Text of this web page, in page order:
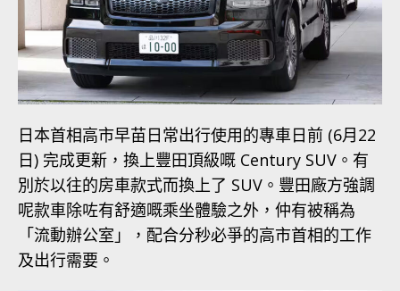
日本首相高市早苗日常出行使用的專車日前 (6月22
日) 完成更新，換上豐田頂級嘅 Century SUV。有
別於以往的房車款式而換上了 SUV。豐田廠方強調
呢款車除咗有舒適嘅乘坐體驗之外，仲有被稱為
「流動辦公室」，配合分秒必爭的高市首相的工作
及出行需要。